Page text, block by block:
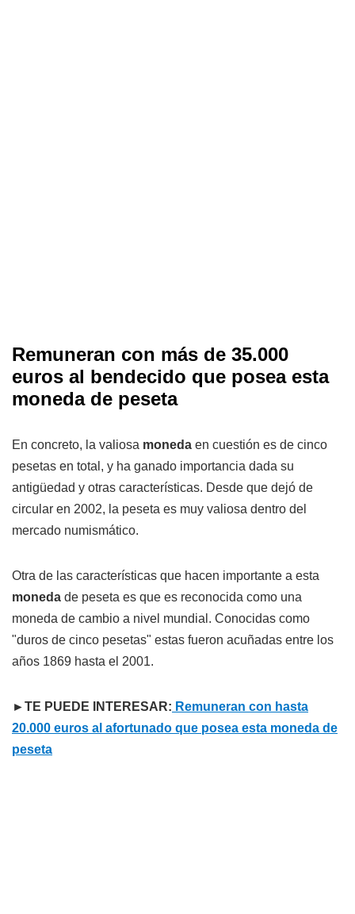
Remuneran con más de 35.000
euros al bendecido que posea esta
moneda de peseta
En concreto, la valiosa moneda en cuestión es de cinco
pesetas en total, y ha ganado importancia dada su
antigüedad y otras características. Desde que dejó de
circular en 2002, la peseta es muy valiosa dentro del
mercado numismático.
Otra de las características que hacen importante a esta
moneda de peseta es que es reconocida como una
moneda de cambio a nivel mundial. Conocidas como
"duros de cinco pesetas" estas fueron acuñadas entre los
años 1869 hasta el 2001.
►TE PUEDE INTERESAR: Remuneran con hasta
20.000 euros al afortunado que posea esta moneda de
peseta